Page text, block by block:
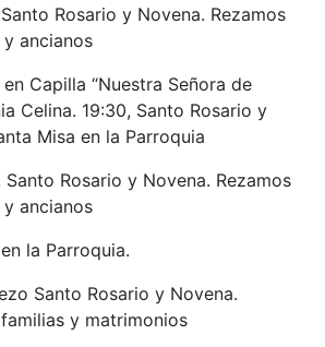
Rosario y Novena. Rezamos
ancianos
Capilla “Nuestra Señora de
Celina. 19:30, Santo Rosario y
Misa en la Parroquia
Rosario y Novena. Rezamos
ancianos
la Parroquia.
Santo Rosario y Novena.
y matrimonios